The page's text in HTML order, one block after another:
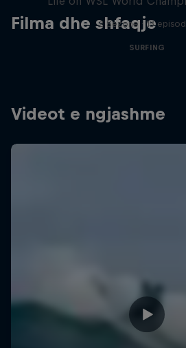
Filma dhe shfaqje
2 Sezone · 13
SURFING
Videot e ngjashme